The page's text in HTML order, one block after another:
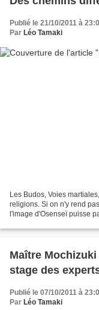
Publié le 21/10/2011 à
Par Léo Tamaki
Les Budos, Voies
religions. Si on n'y rend
l'image d'Osenseï puisse
Maître
stage des
Publié le 07/10/2011 à
Par Léo Tamaki